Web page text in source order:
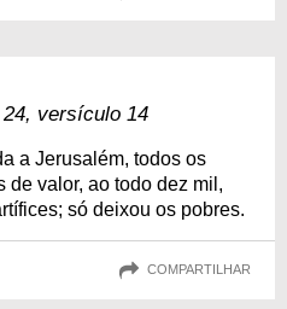
versículo 14
a Jerusalém, todos os
de valor, ao todo dez mil,
só deixou os pobres.
COMPARTILHAR